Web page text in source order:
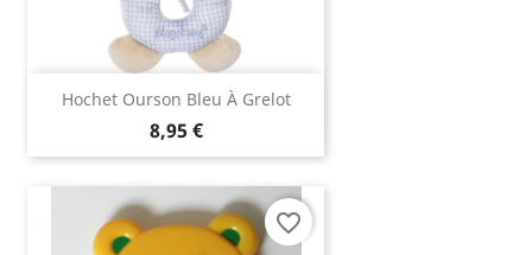
Hochet Ourson Bleu À Grelot
8,95 €
favorite_border